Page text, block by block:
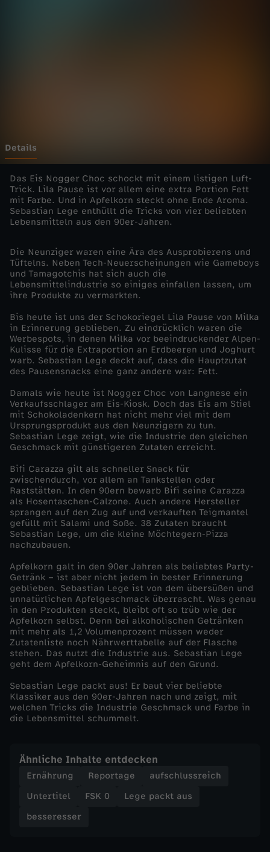
-
K
l
s
s
i
k
r
a
u
s
d
n
9
0
e
r
:
S
e
Details
Das Eis Nogger Choc schockt mit einem listigen Luft-
Trick. Lila Pause ist vor allem eine extra Portion Fett
mit Farbe. Und in Apfelkorn steckt ohne Ende Aroma.
Sebastian Lege enthüllt die Tricks von vier beliebten
Lebensmitteln aus den 90er-Jahren.
Die Neunziger waren eine Ära des Ausprobierens und
Tüftelns. Neben Tech-Neuerscheinungen wie Gameboys
und Tamagotchis hat sich auch die
Lebensmittelindustrie so einiges einfallen lassen, um
ihre Produkte zu vermarkten.
Bis heute ist uns der Schokoriegel Lila Pause von Milka
in Erinnerung geblieben. Zu eindrücklich waren die
Werbespots, in denen Milka vor beeindruckender Alpen-
Kulisse für die Extraportion an Erdbeeren und Joghurt
warb. Sebastian Lege deckt auf, dass die Hauptzutat
des Pausensnacks eine ganz andere war: Fett.
Damals wie heute ist Nogger Choc von Langnese ein
Verkaufsschlager am Eis-Kiosk. Doch das Eis am Stiel
mit Schokoladenkern hat nicht mehr viel mit dem
Ursprungsprodukt aus den Neunzigern zu tun.
Sebastian Lege zeigt, wie die Industrie den gleichen
Geschmack mit günstigeren Zutaten erreicht.
Bifi Carazza gilt als schneller Snack für
zwischendurch, vor allem an Tankstellen oder
Raststätten. In den 90ern bewarb Bifi seine Carazza
als Hosentaschen-Calzone. Auch andere Hersteller
sprangen auf den Zug auf und verkauften Teigmantel
gefüllt mit Salami und Soße. 38 Zutaten braucht
Sebastian Lege, um die kleine Möchtegern-Pizza
nachzubauen.
Apfelkorn galt in den 90er Jahren als beliebtes Party-
Getränk – ist aber nicht jedem in bester Erinnerung
geblieben. Sebastian Lege ist von dem übersüßen und
unnatürlichen Apfelgeschmack überrascht. Was genau
in den Produkten steckt, bleibt oft so trüb wie der
Apfelkorn selbst. Denn bei alkoholischen Getränken
mit mehr als 1,2 Volumenprozent müssen weder
Zutatenliste noch Nährwerttabelle auf der Flasche
stehen. Das nutzt die Industrie aus. Sebastian Lege
geht dem Apfelkorn-Geheimnis auf den Grund.
Sebastian Lege packt aus! Er baut vier beliebte
Klassiker aus den 90er-Jahren nach und zeigt, mit
welchen Tricks die Industrie Geschmack und Farbe in
die Lebensmittel schummelt.
Ähnliche Inhalte entdecken
Ernährung Reportage
aufschlussreich
Untertitel
FSK 0
Lege packt aus
besseresser